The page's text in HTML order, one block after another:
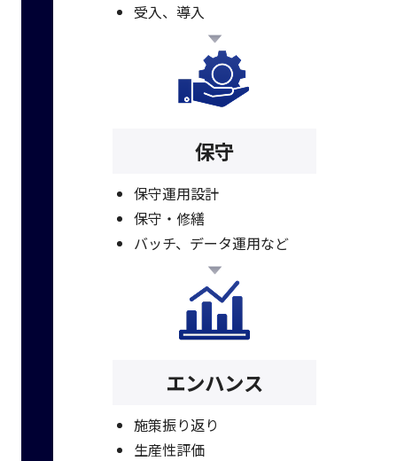
受入、導入
保守
保守運用設計
保守・修繕
バッチ、データ運用など
エンハンス
施策振り返り
生産性評価